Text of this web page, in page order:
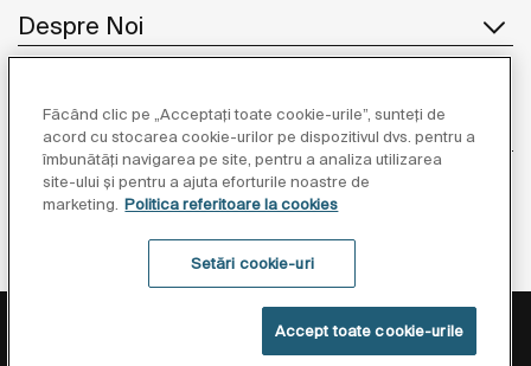
Despre Noi
Inspirație
Unde să ne găsiți
Politica de Protecție a Datelor
Informații Legale
Politica Referitoare La Cookies
Făcând clic pe „Acceptați toate cookie-urile”, sunteți de
acord cu stocarea cookie-urilor pe dispozitivul dvs. pentru a
îmbunătăți navigarea pe site, pentru a analiza utilizarea
site-ului și pentru a ajuta eforturile noastre de
marketing. Politica referitoare la cookies
Setări cookie-uri
Accept toate cookie-urile